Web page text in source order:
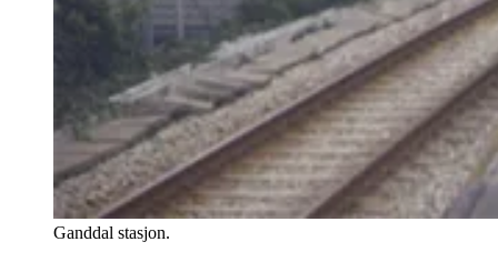
Ganddal stasjon.